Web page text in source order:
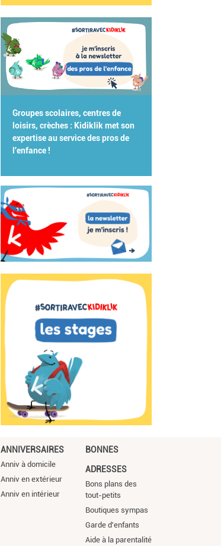
Groupes scolaires, centres de
loisirs, crèches : Kidiklik met son
expertise au service des pros de
l'enfance !
ANNIVERSAIRES
Anniv à domicile
Anniv en extérieur
Anniv en intérieur
BONNES
ADRESSES
Bons plans des
tout-petits
Boutiques sympas
Garde d'enfants
Aide à la parentalité